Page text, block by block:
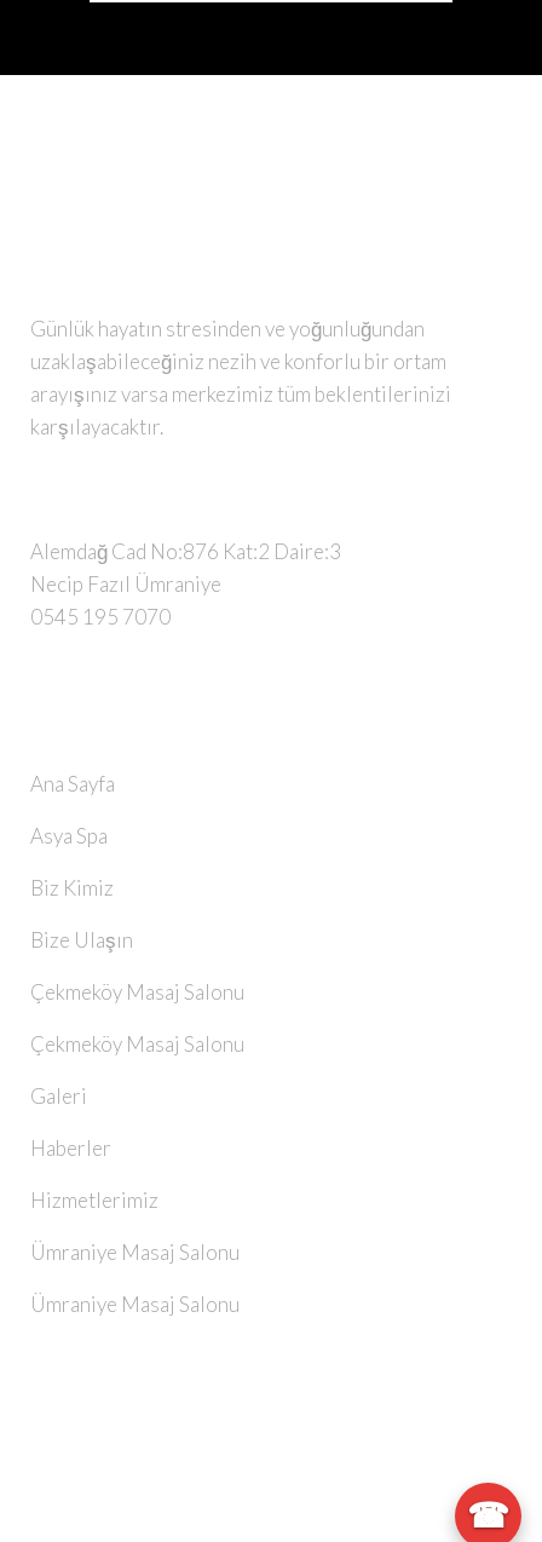
Günlük hayatın stresinden ve yoğunluğundan
uzaklaşabileceğiniz nezih ve konforlu bir ortam
arayışınız varsa merkezimiz tüm beklentilerinizi
karşılayacaktır.
Alemdağ Cad No:876 Kat:2 Daire:3
Necip Fazıl Ümraniye
0545 195 7070
Ana Sayfa
Asya Spa
Biz Kimiz
Bize Ulaşın
Çekmeköy Masaj Salonu
Çekmeköy Masaj Salonu
Galeri
Haberler
Hizmetlerimiz
Ümraniye Masaj Salonu
Ümraniye Masaj Salonu
☎